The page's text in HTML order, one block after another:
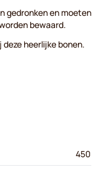
gedronken en moeten
bewaard.
heerlijke bonen.
450